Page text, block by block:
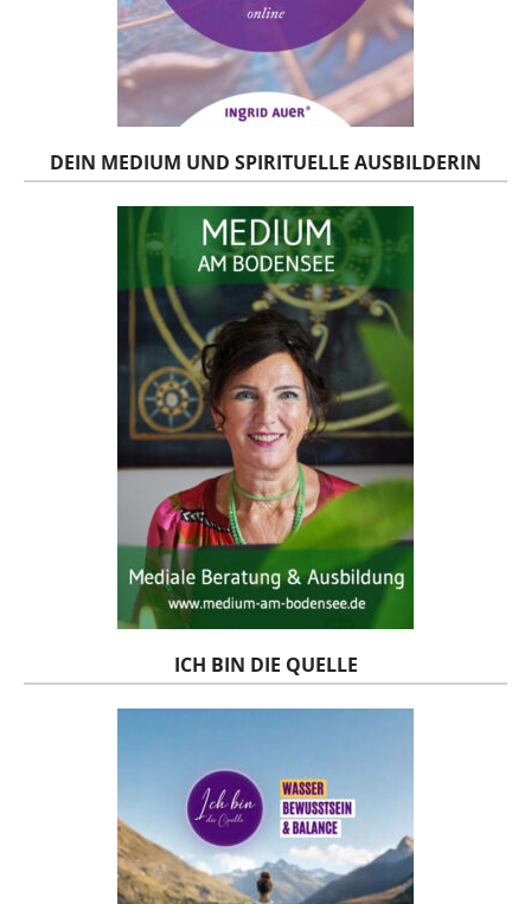
DEIN MEDIUM UND SPIRITUELLE AUSBILDERIN
ICH BIN DIE QUELLE